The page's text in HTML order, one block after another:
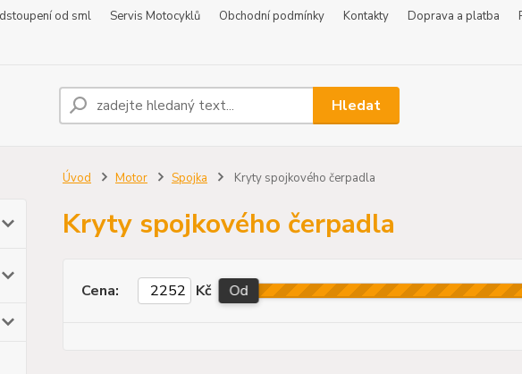
od sml Servis Motocyklů Obchodní podmínky Kontakty Doprava a platba
Hledat
Úvod Motor Spojka Kryty spojkového čerpadla
Kryty spojkového čerpadla
Cena: Kč Od